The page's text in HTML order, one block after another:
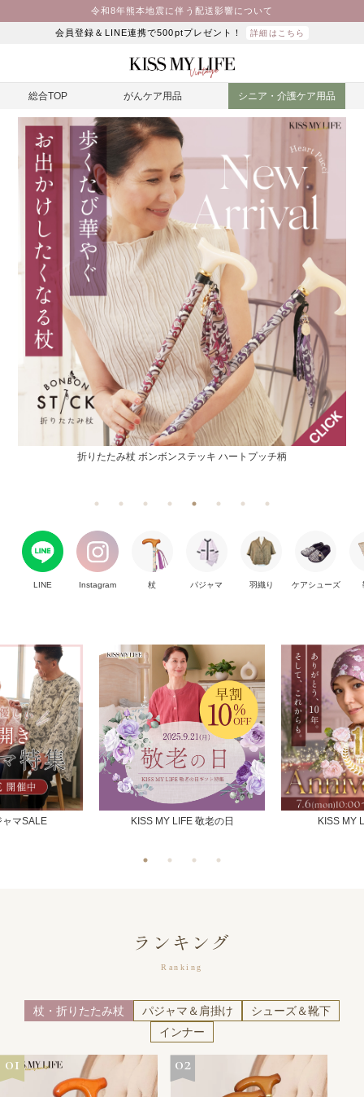
令和8年熊本地震に伴う配送影響について
会員登録＆LINE連携で500ptプレゼント！ 詳細はこちら
総合TOP がんケア用品 シニア・介護ケア用品
折りたたみ杖 ボンボンステッキ BON VOYAGE
LINE Instagram 杖 パジャマ 羽織り ケアシューズ
マSALE KISS MY LIFE 敬老の日 KISS MY
ランキング
Ranking
杖・折りたたみ杖 パジャマ＆肩掛け
シューズ＆靴下
インナー